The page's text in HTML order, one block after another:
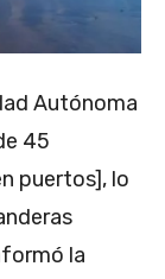
Autónoma
45
puertos], lo
la